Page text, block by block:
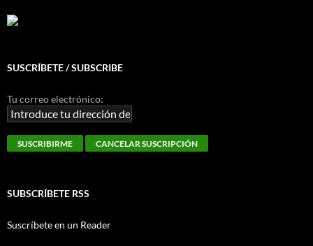
SUSCRÍBETE / SUBSCRIBE
Tu correo electrónico:
SUBSCRÍBETE RSS
Suscríbete en un Reader